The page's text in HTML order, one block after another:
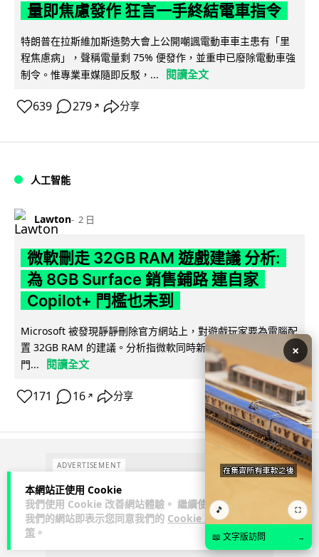
本網站正使用 Cookie
我們使用 Cookie 改善網站體驗。 繼續使用
我們的網站即表示您同意我們的 Cookie 政
策 。
量即焦慮發作 狂言一手終結電車指令
特朗普在拉斯維加斯造勢大會上公開嘲諷電動車車主患有「里
程焦慮病」，聲稱電量剩 75% 便發作，並重申已廢除電動車強
制令。惟專業車媒隨即反駁，...
閱讀全文
639 279 ↗ 分享
人工智能
Lawton 2 日
微軟刪走 32GB RAM 遊戲建議 分析:
為 8GB Surface 銷售鋪路 連自家
Copilot+ 門檻也未到
Microsoft 被發現靜靜刪除官方網站上，對遊戲玩家要為電腦配
置 32GB RAM 的建議。分析指微軟同時新推出的 8GB RAM 入
門...
閱讀全文
171 16 ↗ 分享
ADVERTISEMENT
×
🎵 ⛶
📖 文字版訪問 →